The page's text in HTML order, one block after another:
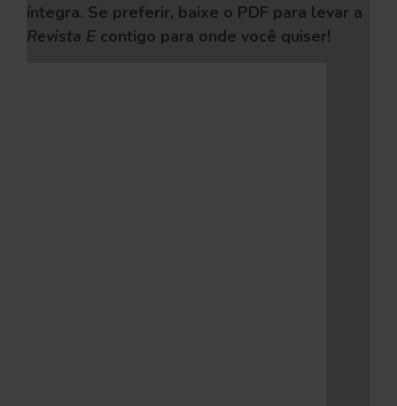
íntegra. Se preferir, baixe o PDF para levar a
Revista E contigo para onde você quiser!